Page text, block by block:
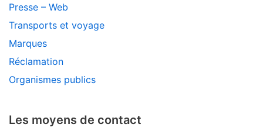
Presse – Web
Transports et voyage
Marques
Réclamation
Organismes publics
Les moyens de contact